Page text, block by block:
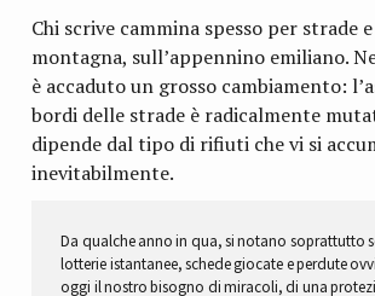
Chi scrive cammina spesso per strade
montagna, sull’appennino emiliano.
è accaduto un grosso cambiamento:
bordi delle strade è radicalmente
dipende dal tipo di rifiuti che vi si
inevitabilmente.
Da qualche anno in qua, si notano soprattutto
lotterie istantanee, schede giocate e perdute
oggi il nostro bisogno di miracoli, di una